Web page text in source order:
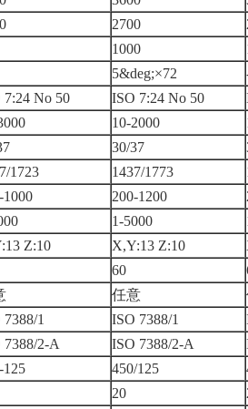
2700
1000
5&deg;×72
7:24 No 50 ISO 7:24 No 50
10-2000
30/37
1723 1437/1773
1000 200-1200
1-5000
Z:10 X,Y:13 Z:10
60
任意
1 ISO 7388/1
7388/2-A ISO 7388/2-A
125 450/125
20